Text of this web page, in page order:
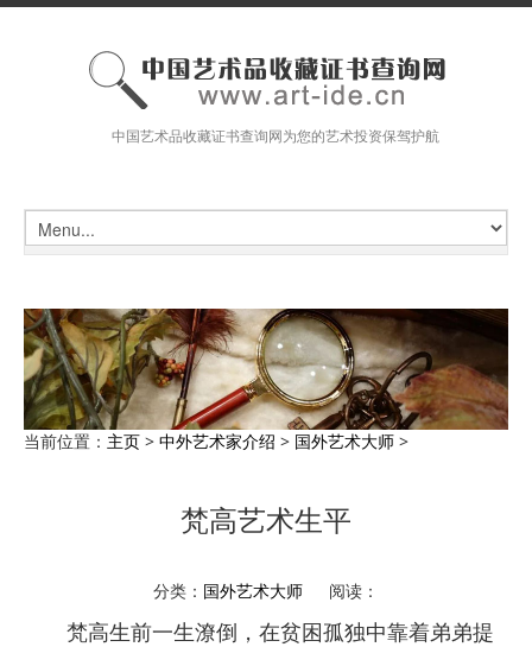
中国艺术品收藏证书查询网为您的艺术投资保驾护航
当前位置： 主页 > 中外艺术家介绍 > 国外艺术大师 >
梵高艺术生平
分类： 国外艺术大师 阅读：
梵高生前一生潦倒，在贫困孤独中靠着弟弟提